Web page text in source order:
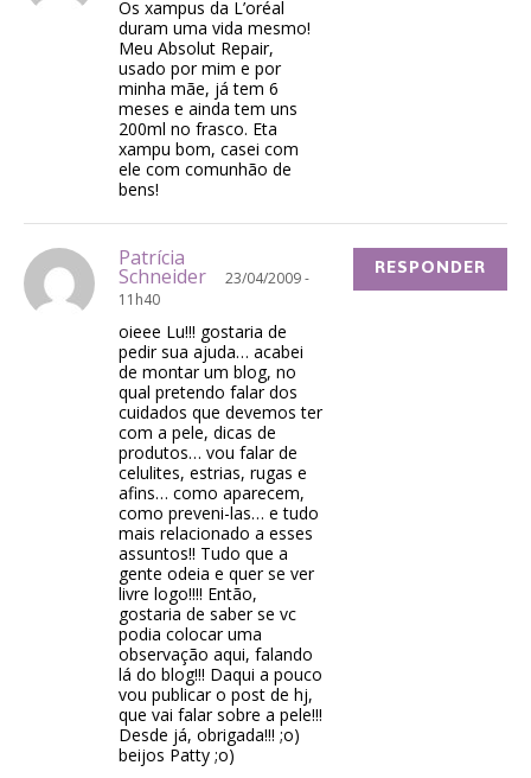
Os xampus da L’oréal
duram uma vida mesmo!
Meu Absolut Repair,
usado por mim e por
minha mãe, já tem 6
meses e ainda tem uns
200ml no frasco. Eta
xampu bom, casei com
ele com comunhão de
bens!
Patrícia
Schneider
23/04/2009 -
11h40
oieee Lu!!! gostaria de
pedir sua ajuda… acabei
de montar um blog, no
qual pretendo falar dos
cuidados que devemos ter
com a pele, dicas de
produtos… vou falar de
celulites, estrias, rugas e
afins… como aparecem,
como preveni-las… e tudo
mais relacionado a esses
assuntos!! Tudo que a
gente odeia e quer se ver
livre logo!!!! Então,
gostaria de saber se vc
podia colocar uma
observação aqui, falando
lá do blog!!! Daqui a pouco
vou publicar o post de hj,
que vai falar sobre a pele!!!
Desde já, obrigada!!! ;o)
beijos Patty ;o)
RESPONDER